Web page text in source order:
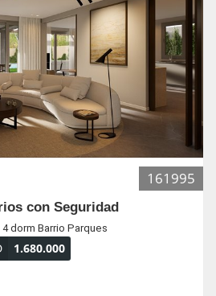
161995
con Seguridad
dorm Barrio Parques
1.680.000